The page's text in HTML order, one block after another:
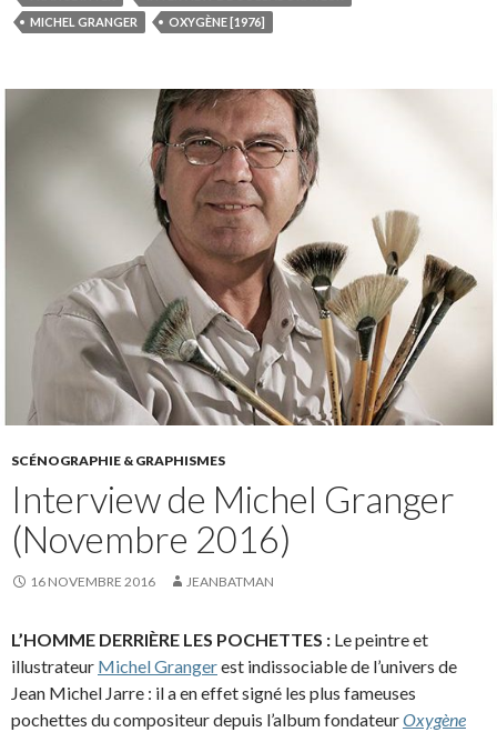
MICHEL GRANGER
OXYGÈNE [1976]
SCÉNOGRAPHIE & GRAPHISMES
Interview de Michel Granger
(Novembre 2016)
16 NOVEMBRE 2016 JEANBATMAN
L’HOMME DERRIÈRE LES POCHETTES : Le peintre et
illustrateur Michel Grangerest indissociable de l’univers de
Jean Michel Jarre : il a en effet signé les plus fameuses
pochettes du compositeur depuis l’album fondateurOxygène